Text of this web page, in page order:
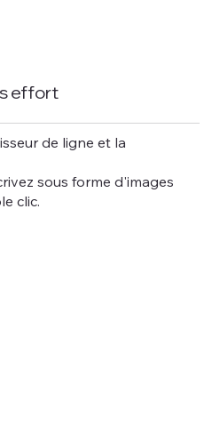
effort
de ligne et la
sous forme d'images
clic.